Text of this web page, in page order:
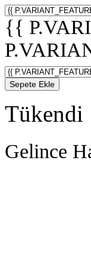
{{
Sepete Ekle
Tükendi
Gelince